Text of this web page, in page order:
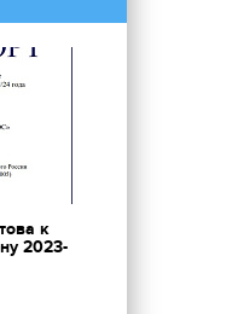
к
2023-